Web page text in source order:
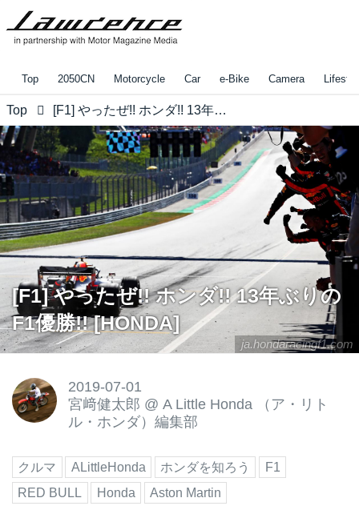
Top 2050CN Motorcycle Car e-Bike Camera
Top [F1] やったぜ!! ホンダ!! 13年ぶりのF1優勝!! [HONDA]
ja.hondaracingf1.com
[F1] やったぜ!! ホンダ!! 13年ぶりの
F1優勝!! [HONDA]
2019-07-01
宮﨑健太郎 @ A Little Honda （ア・リト
ル・ホンダ）編集部
クルマ ALittleHonda ホンダを知ろう
F1
RED BULL
Honda Aston Martin